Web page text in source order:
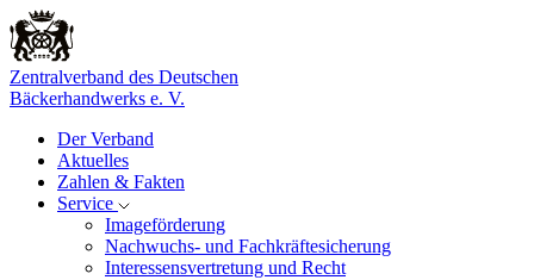
Zentralverband des Deutschen
Bäckerhandwerks e. V.
Der Verband
Aktuelles
Zahlen & Fakten
Service
Imageförderung
Nachwuchs- und Fachkräftesicherung
Interessensvertretung und Recht